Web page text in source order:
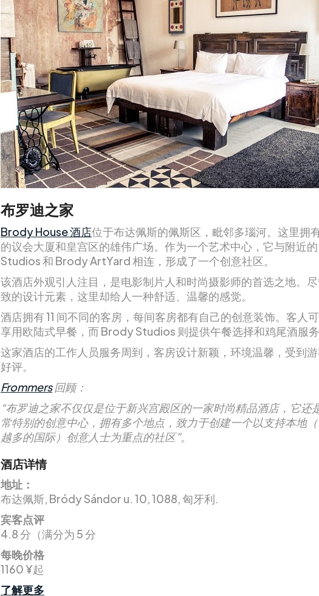
布罗迪之家
Brody House 酒店位于布达佩斯的佩斯区，毗邻多瑙河。这里拥
的议会大厦和皇宫区的雄伟广场。作为一个艺术中心，它与附近
Studios 和 Brody ArtYard 相连，形成了一个创意社区。
该酒店外观引人注目，是电影制片人和时尚摄影师的首选之地。
致的设计元素，这里却给人一种舒适、温馨的感觉。
酒店拥有 11 间不同的客房，每间客房都有自己的创意装饰。客人
享用欧陆式早餐，而 Brody Studios 则提供午餐选择和鸡尾酒服
这家酒店的工作人员服务周到，客房设计新颖，环境温馨，受到
好评。
Frommers 回顾：
“布罗迪之家不仅仅是位于新兴宫殿区的一家时尚精品酒店，它还
常特别的创意中心，拥有多个地点，致力于创建一个以支持本地
越多的国际）创意人士为重点的社区”。
酒店详情
地址：
布达佩斯, Bródy Sándor u. 10, 1088, 匈牙利.
宾客点评
4.8 分（满分为 5 分
每晚价格
1160 ¥起
了解更多